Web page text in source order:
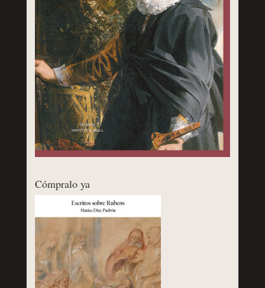
Cómpralo ya